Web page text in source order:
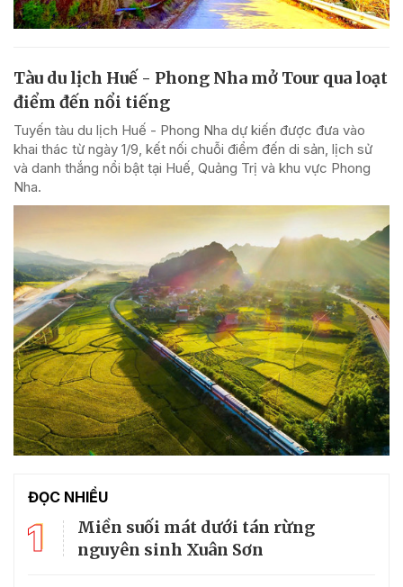
Tàu du lịch Huế - Phong Nha mở Tour qua loạt
điểm đến nổi tiếng
Tuyến tàu du lịch Huế - Phong Nha dự kiến được đưa vào
khai thác từ ngày 1/9, kết nối chuỗi điểm đến di sản, lịch sử
và danh thắng nổi bật tại Huế, Quảng Trị và khu vực Phong
Nha.
ĐỌC NHIỀU
1
Miền suối mát dưới tán rừng
nguyên sinh Xuân Sơn